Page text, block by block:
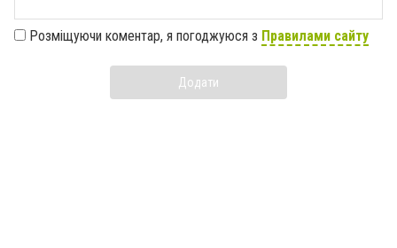
Розміщуючи коментар, я погоджуюся з Правилами сайту
Додати